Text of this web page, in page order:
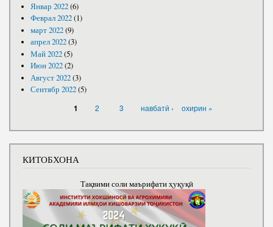
Январ 2022(6)
Феврал 2022(1)
март 2022(9)
апрел 2022(3)
Май 2022(5)
Июн 2022(2)
Август 2022(3)
Сентябр 2022(5)
1 2 3 навбатӣ › охирин »
КИТОБХОНА
Тақвими соли маърифати ҳуқуқӣ